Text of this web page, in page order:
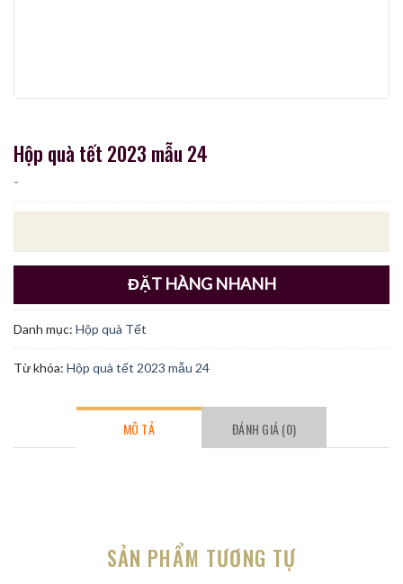
Hộp quà tết 2023 mẫu 24
-
ĐẶT HÀNG NHANH
Danh mục: Hộp quà Tết
Từ khóa: Hộp quà tết 2023 mẫu 24
MÔ TẢ ĐÁNH GIÁ (0)
SẢN PHẨM TƯƠNG TỰ